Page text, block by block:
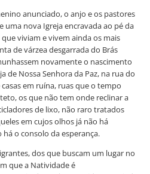
anunciado, o anjo e os pastores
nova Igreja encravada ao pé da
viviam e vivem ainda os mais
de várzea desgarrada do Brás
novamente o nascimento
de Nossa Senhora da Paz, na rua do
em ruína, ruas que o tempo
os que não tem onde reclinar a
de lixo, não raro tratados
em cujos olhos já não há
o consolo da esperança.
dos que buscam um lugar no
que a Natividade é